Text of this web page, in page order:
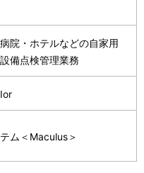
院・ホテルなどの自家用
備点検管理業務
ム＜Maculus＞